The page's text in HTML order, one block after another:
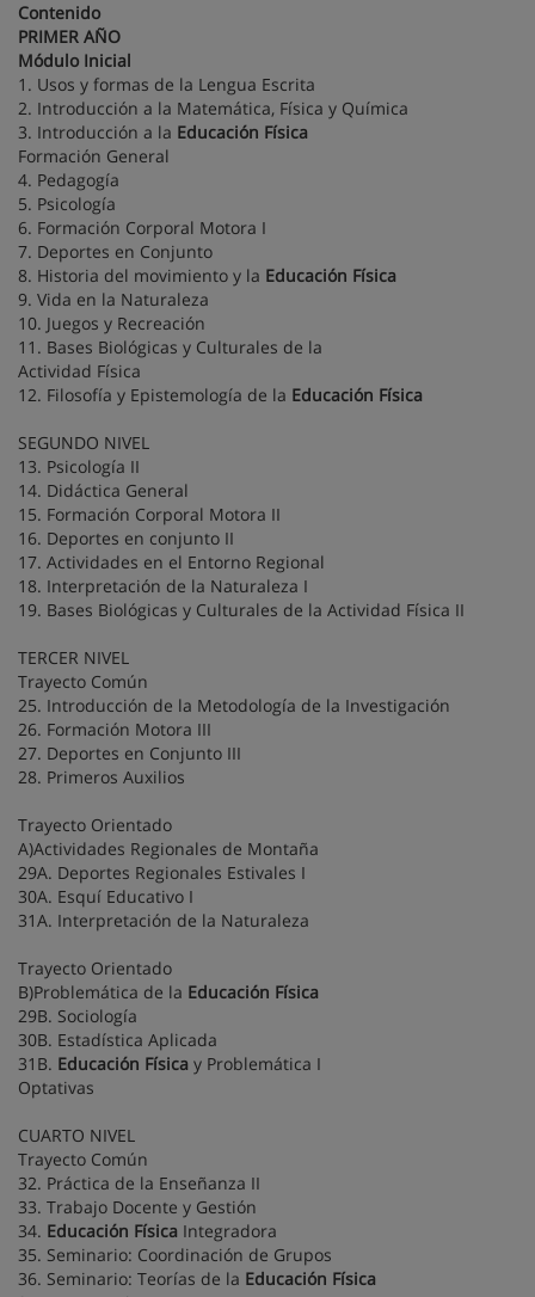
Contenido
PRIMER AÑO
Módulo Inicial
1. Usos y formas de la Lengua Escrita
2. Introducción a la Matemática, Física y Química
3. Introducción a la Educación Física
Formación General
4. Pedagogía
5. Psicología
6. Formación Corporal Motora I
7. Deportes en Conjunto
8. Historia del movimiento y la Educación Física
9. Vida en la Naturaleza
10. Juegos y Recreación
11. Bases Biológicas y Culturales de la
Actividad Física
12. Filosofía y Epistemología de la Educación Física
SEGUNDO NIVEL
13. Psicología II
14. Didáctica General
15. Formación Corporal Motora II
16. Deportes en conjunto II
17. Actividades en el Entorno Regional
18. Interpretación de la Naturaleza I
19. Bases Biológicas y Culturales de la Actividad Física II
TERCER NIVEL
Trayecto Común
25. Introducción de la Metodología de la Investigación
26. Formación Motora III
27. Deportes en Conjunto III
28. Primeros Auxilios
Trayecto Orientado
A)Actividades Regionales de Montaña
29A. Deportes Regionales Estivales I
30A. Esquí Educativo I
31A. Interpretación de la Naturaleza
Trayecto Orientado
B)Problemática de la Educación Física
29B. Sociología
30B. Estadística Aplicada
31B. Educación Física y Problemática I
Optativas
CUARTO NIVEL
Trayecto Común
32. Práctica de la Enseñanza II
33. Trabajo Docente y Gestión
34. Educación Física Integradora
35. Seminario: Coordinación de Grupos
36. Seminario: Teorías de la Educación Física